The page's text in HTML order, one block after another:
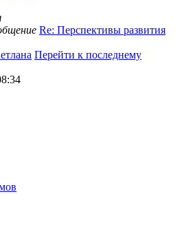
Re: Перспективы развития
Перейти к последнему